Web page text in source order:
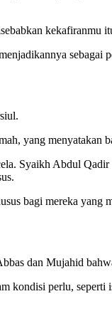
kekafiranmu
sebagai
yang
Syaikh Abdul
bagi mereka
dan Mujahid
perlu, seperti